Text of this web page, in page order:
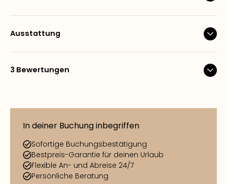
Ausstattung
3 Bewertungen
In deiner Buchung inbegriffen
Sofortige Buchungsbestätigung
Bestpreis-Garantie für deinen Urlaub
Flexible An- und Abreise 24/7
Persönliche Beratung